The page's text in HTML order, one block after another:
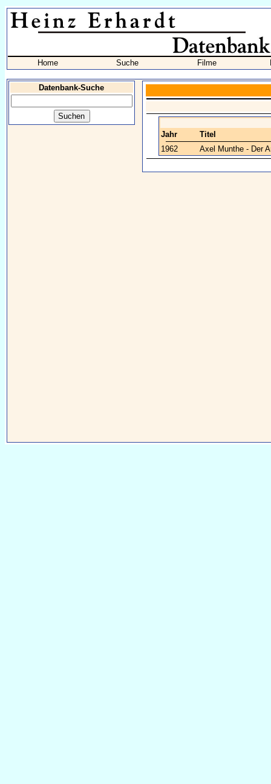
Home Suche Filme
Datenbank-Suche
Jahr
Titel
1962
Axel Munthe - Der